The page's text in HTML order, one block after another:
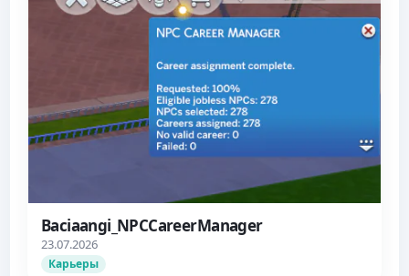
Baciaangi_NPCCareerManager
23.07.2026
Карьеры